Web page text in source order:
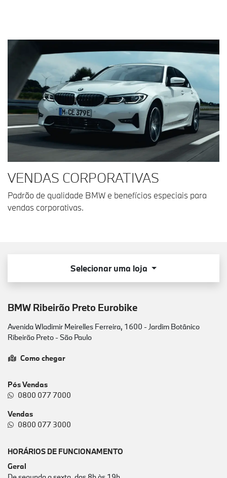
VENDAS CORPORATIVAS
Padrão de qualidade BMW e benefícios especiais para
vendas corporativas.
Selecionar uma loja
BMW Ribeirão Preto Eurobike
Avenida Wladimir Meirelles Ferreira, 1600 - Jardim Botânico
Ribeirão Preto - São Paulo
Como chegar
Pós Vendas
0800 077 7000
Vendas
0800 077 3000
HORÁRIOS DE FUNCIONAMENTO
Geral